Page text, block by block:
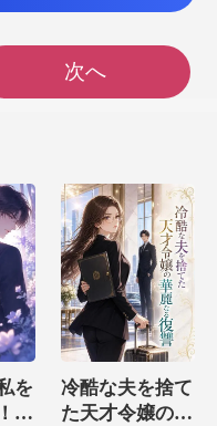
たんです。 なので、
次へ
を
？
冷酷な夫を捨て
た天才令嬢の華